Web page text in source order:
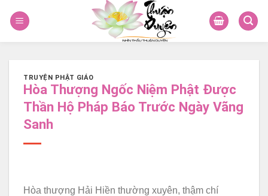
TRUYỆN PHẬT GIÁO
Hòa Thượng Ngốc Niệm Phật Được
Thần Hộ Pháp Báo Trước Ngày Vãng
Sanh
Hòa thượng Hải Hiền thường xuyên, thậm chí